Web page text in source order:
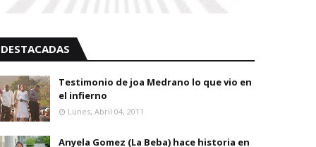
DESTACADAS
Testimonio de joa Medrano lo que vio en
el infierno
Lunes, Abril 04, 2011
Anyela Gomez (La Beba) hace historia en